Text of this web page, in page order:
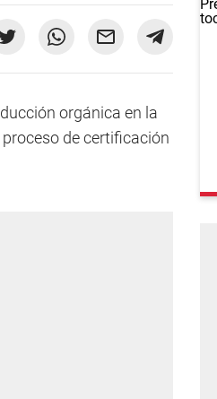
orgánica en la
de certificación